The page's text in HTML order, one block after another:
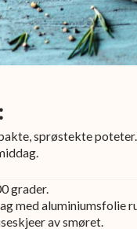
sprøstekte
grader.
med aluminiumsfolie
av smøret.